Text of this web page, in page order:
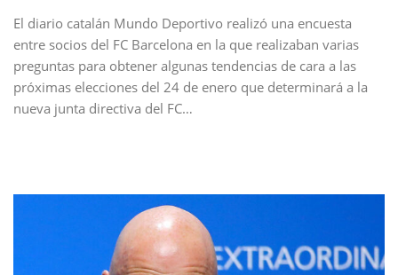
El diario catalán Mundo Deportivo realizó una encuesta
entre socios del FC Barcelona en la que realizaban varias
preguntas para obtener algunas tendencias de cara a las
próximas elecciones del 24 de enero que determinará a la
nueva junta directiva del FC…